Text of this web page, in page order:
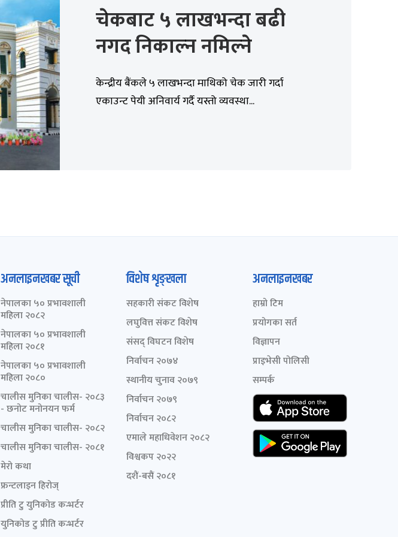
चेकबाट ५ लाखभन्दा बढी
नगद निकाल्न नमिल्ने
केन्द्रीय बैंकले ५ लाखभन्दा माथिको चेक जारी गर्दा
एकाउन्ट पेयी अनिवार्य गर्दै यस्तो व्यवस्था...
अनलाइनखबर सूची
नेपालका ५० प्रभावशाली
महिला २०८२
नेपालका ५० प्रभावशाली
महिला २०८१
नेपालका ५० प्रभावशाली
महिला २०८०
चालीस मुनिका चालीस- २०८३
- छनोट मनोनयन फर्म
चालीस मुनिका चालीस- २०८२
चालीस मुनिका चालीस- २०८१
मेरो कथा
फ्रन्टलाइन हिरोज्
प्रीति टु युनिकोड कन्भर्टर
युनिकोड टु प्रीति कन्भर्टर
विशेष शृङ्खला
सहकारी संकट विशेष
लघुवित्त संकट विशेष
संसद् विघटन विशेष
निर्वाचन २०७४
स्थानीय चुनाव २०७९
निर्वाचन २०७९
निर्वाचन २०८२
एमाले महाधिवेशन २०८२
विश्वकप २०२२
दशैं-बसैं २०८१
अनलाइनखबर
हाम्रो टिम
प्रयोगका सर्त
विज्ञापन
प्राइभेसी पोलिसी
सम्पर्क